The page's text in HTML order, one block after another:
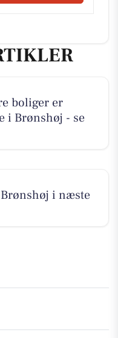
boliger er
i Brønshøj - se
i næste